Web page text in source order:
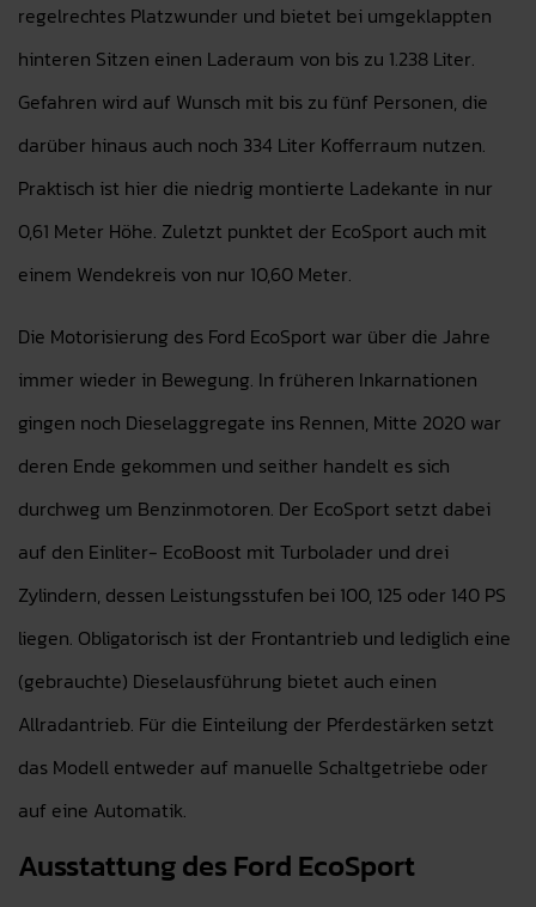
regelrechtes Platzwunder und bietet bei umgeklappten
hinteren Sitzen einen Laderaum von bis zu 1.238 Liter.
Gefahren wird auf Wunsch mit bis zu fünf Personen, die
darüber hinaus auch noch 334 Liter Kofferraum nutzen.
Praktisch ist hier die niedrig montierte Ladekante in nur
0,61 Meter Höhe. Zuletzt punktet der EcoSport auch mit
einem Wendekreis von nur 10,60 Meter.
Die Motorisierung des Ford EcoSport war über die Jahre
immer wieder in Bewegung. In früheren Inkarnationen
gingen noch Dieselaggregate ins Rennen, Mitte 2020 war
deren Ende gekommen und seither handelt es sich
durchweg um Benzinmotoren. Der EcoSport setzt dabei
auf den Einliter- EcoBoost mit Turbolader und drei
Zylindern, dessen Leistungsstufen bei 100, 125 oder 140 PS
liegen. Obligatorisch ist der Frontantrieb und lediglich eine
(gebrauchte) Dieselausführung bietet auch einen
Allradantrieb. Für die Einteilung der Pferdestärken setzt
das Modell entweder auf manuelle Schaltgetriebe oder
auf eine Automatik.
Ausstattung des Ford EcoSport